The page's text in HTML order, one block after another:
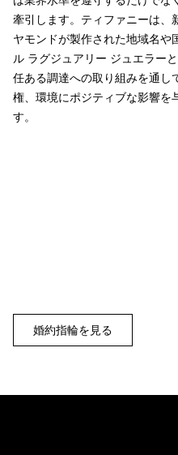
牽引します。ティファニーは、
ヤモンドが製作された地域名や
ル ラグジュアリー ジュエラー
任ある調達への取り組みを通し
権、環境にポジティブな影響を
す。
婚約指輪を見る